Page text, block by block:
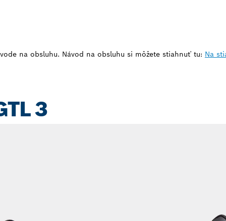
na obsluhu. Návod na obsluhu si môžete stiahnuť tu: Na
3